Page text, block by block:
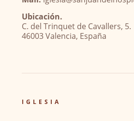
Ubicación.
C. del Trinquet de Cavallers, 5.
46003 Valencia, España
IGLESIA